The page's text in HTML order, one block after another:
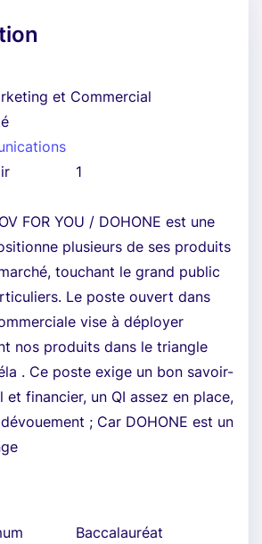
et Commercial
1
FOR YOU / DOHONE est une
plusieurs de ses produits
touchant le grand public
Le poste ouvert dans
vise à déployer
nos produits dans le triangle
. Ce poste exige un bon savoir-
financier, un QI assez en place,
; Car DOHONE est un
Baccalauréat